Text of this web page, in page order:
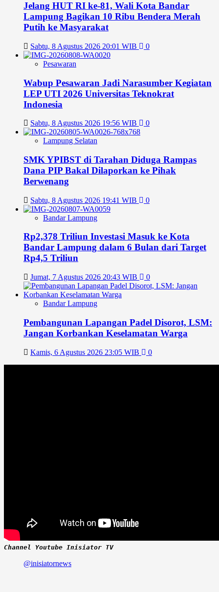
Jelang HUT RI ke-81, Wali Kota Bandar
Lampung Bagikan 10 Ribu Bendera Merah
Putih ke Masyarakat
Sabtu, 8 Agustus 2026 20:01 WIB 0
Pesawaran
Wabup Pesawaran Jadi Narasumber Kegiatan
LEP UTI 2026 Universitas Teknokrat
Indonesia
Sabtu, 8 Agustus 2026 19:56 WIB 0
Lampung Selatan
SMK YPIBST di Tarahan Diduga Rampas
Dana PIP Bakal Dilaporkan ke Pihak
Berwenang
Sabtu, 8 Agustus 2026 19:41 WIB 0
Bandar Lampung
Rp2,378 Triliun Investasi Masuk ke Kota
Bandar Lampung dalam 6 Bulan dari Target
Rp4,5 Triliun
Jumat, 7 Agustus 2026 20:43 WIB 0
Bandar Lampung
Pembangunan Lapangan Padel Disorot, LSM:
Jangan Korbankan Keselamatan Warga
Kamis, 6 Agustus 2026 23:05 WIB 0
Channel Youtube Inisiator TV
@inisiatornews